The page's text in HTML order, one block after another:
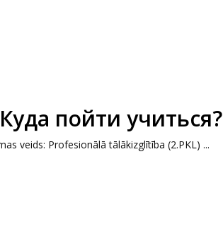
пойти учиться?
veids: Profesionālā tālākizglītība (2.PKL) ...